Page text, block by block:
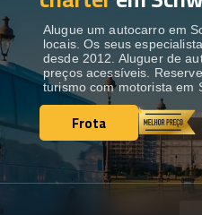
DESTINOS
FROTA
ENTRE EM CONTACTO
ENTRE EM CONTACTO
Alugue um autocarro em
locais. Os seus
desde 2012. Aluguer de
preços acessíveis.
turismo com motorista em
Frota
Frota